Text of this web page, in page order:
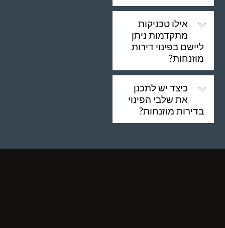
אילו טכניקות
מתקדמות ניתן
ליישם בפינוי דירות
מוזנחות?
כיצד יש לתכנן
את שלבי הפינוי
בדירות מוזנחות?